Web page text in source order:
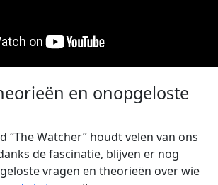
en onopgeloste
“The Watcher” houdt velen van ons
de fascinatie, blijven er nog
vragen en theorieën over wie